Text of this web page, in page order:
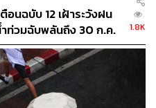
AUTHOR
TEAM
าร THE STANDARD
นฉบับ 12 เฝ้าระวังฝน
ท่วมฉับพลันถึง 30 ก.ค.
1.8K